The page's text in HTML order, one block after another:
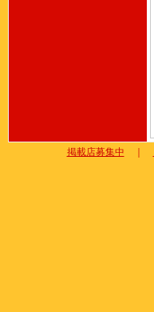
掲載店募集中